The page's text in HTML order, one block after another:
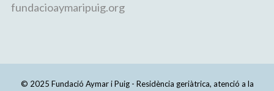
fundacioaymaripuig.org
© 2025 Fundació Aymar i Puig - Residència geriàtrica, atenció a la